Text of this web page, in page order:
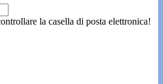
la casella di posta elettronica!